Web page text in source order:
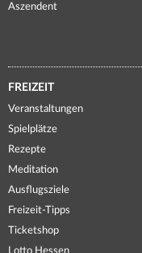
Aszendent
FREIZEIT
Veranstaltungen
Spielplätze
Rezepte
Meditation
Ausflugsziele
Freizeit-Tipps
Ticketshop
Lotto Hessen